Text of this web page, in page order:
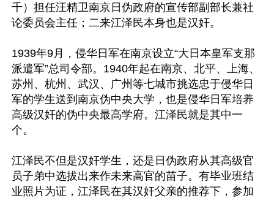
千）担任汪精卫南京日伪政府的宣传部副部长兼社
论委员会主任；二来江泽民本身也是汉奸。
1939年9月，侵华日军在南京设立“大日本皇军支那
派遣军”总司令部。1940年起在南京、北平、上海、
苏州、杭州、武汉、广州等七城市挑选忠于侵华日
军的学生送到南京伪中央大学，也是侵华日军培养
高级汉奸的伪中央最高学府。江泽民就是其中一
个。
江泽民不但是汉奸学生，还是日伪政府从其高级官
员子弟中选拔出来作未来高官的苗子。有毕业班结
业照片为证，江泽民在其汉奸父亲的推荐下，参加